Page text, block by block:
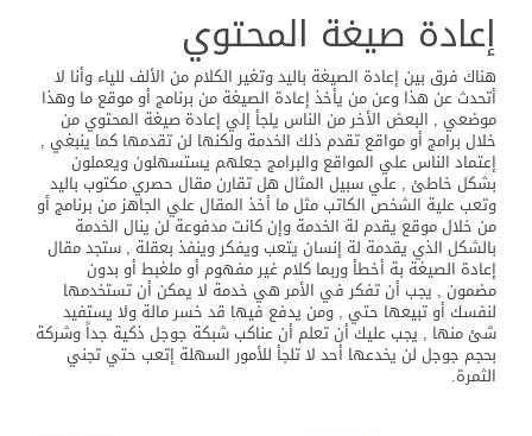
إعادة صيغة المحتوي
هناك فرق بين إعادة الصيغة باليد وتغير الكلام من الألف للياء وأنا لا
أتحدث عن هذا وعن من يأخذ إعادة الصيغة من برنامج أو موقع ما وهذا
موضعي , البعض الأخر من الناس يلجأ إلي إعادة صيغة المحتوي من
خلال برامج أو مواقع تقدم ذلك الخدمة ولكنها لن تقدمها كما ينبغي ,
إعتماد الناس علي المواقع والبرامج جعلهم يستسهلون ويعملون
بشكل خاطئ , علي سبيل المثال هل تقارن مقال حصري مكتوب باليد
وتعب علية الشخص الكاتب مثل ما أخذ المقال علي الجاهز من برنامج أو
من خلال موقع يقدم لة الخدمة وإن كانت مدفوعة لن ينال الخدمة
بالشكل الذي يقدمة لة إنسان يتعب ويفكر وينفذ بعقلة , ستجد مقال
إعادة الصيغة بة أخطأ وربما كلام غير مفهوم أو ملغبط أو بدون
مضمون , يجب أن تفكر في الأمر هي خدمة لا يمكن أن تستخدمها
لنفسك أو تبيعها حتي , ومن يدفع فيها قد خسر مالة ولا يستفيد
شئ منها , يجب عليك أن تعلم أن عناكب شبكة جوجل ذكية جداً وشركة
بحجم جوجل لن يخدعها أحد لا تلجأ للأمور السهلة إتعب حتي تجني
الثمرة.